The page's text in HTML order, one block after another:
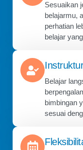
Sesuaikan
belajarmu,
perhatian
belajar
Belajar
bimbingan
sesuai